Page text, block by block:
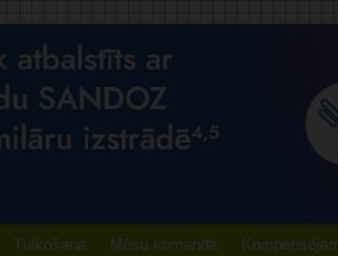
Tulkošana Mūsu komanda